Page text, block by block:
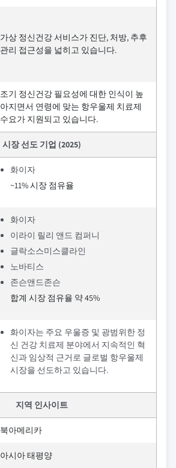
가상 정신건강 서비스가 진단, 처방, 추후
관리 접근성을 넓히고 있습니다.
조기 정신건강 필요성에 대한 인식이 높
아지면서 연령에 맞는 항우울제 치료제
수요가 지원되고 있습니다.
시장 선도 기업 (2025)
화이자
~11% 시장 점유율
화이자
이라이 릴리 앤드 컴퍼니
글락소스미스클라인
노바티스
존슨앤드존슨
합계 시장 점유율 약 45%
화이자는 주요 우울증 및 광범위한 정
신 건강 치료제 분야에서 지속적인 혁
신과 임상적 근거로 글로벌 항우울제
시장을 선도하고 있습니다.
지역 인사이트
북아메리카
아시아 태평양